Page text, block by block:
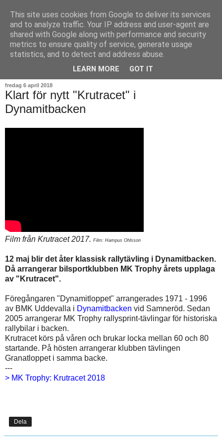
fredag 6 april 2018
Klart för nytt "Krutracet" i
Dynamitbacken
Film från Krutracet 2017. Film: Hampus Ohlsson
12 maj blir det åter klassisk rallytävling i Dynamitbacken.
Då arrangerar bilsportklubben MK Trophy årets upplaga
av "Krutracet".
Föregångaren "Dynamitloppet" arrangerades 1971 - 1996
av BMK Uddevalla i Dynamitbacken vid Samneröd. Sedan
2005 arrangerar MK Trophy rallysprint-tävlingar för historiska
rallybilar i backen.
Krutracet körs på våren och brukar locka mellan 60 och 80
startande. På hösten arrangerar klubben tävlingen
Granatloppet i samma backe.
---
> MK Trophy: Krutracet 2018
Dela
This site uses cookies from Google to deliver its services
and to analyze traffic. Your IP address and user-agent are
shared with Google along with performance and security
metrics to ensure quality of service, generate usage
statistics, and to detect and address abuse.
LEARN MORE GOT IT